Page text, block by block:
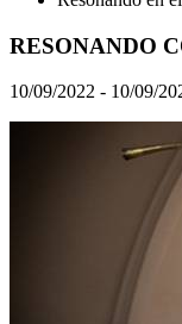
RESONANDO
10/09/2022 - 10/09/